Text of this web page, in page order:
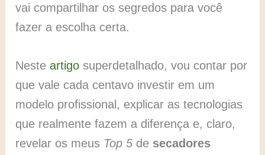
vai compartilhar os segredos para você
fazer a escolha certa.
Nesteartigo superdetalhado, vou contar por
que vale cada centavo investir em um
modelo profissional, explicar as tecnologias
que realmente fazem a diferença e, claro,
revelar os meus Top 5 de secadores